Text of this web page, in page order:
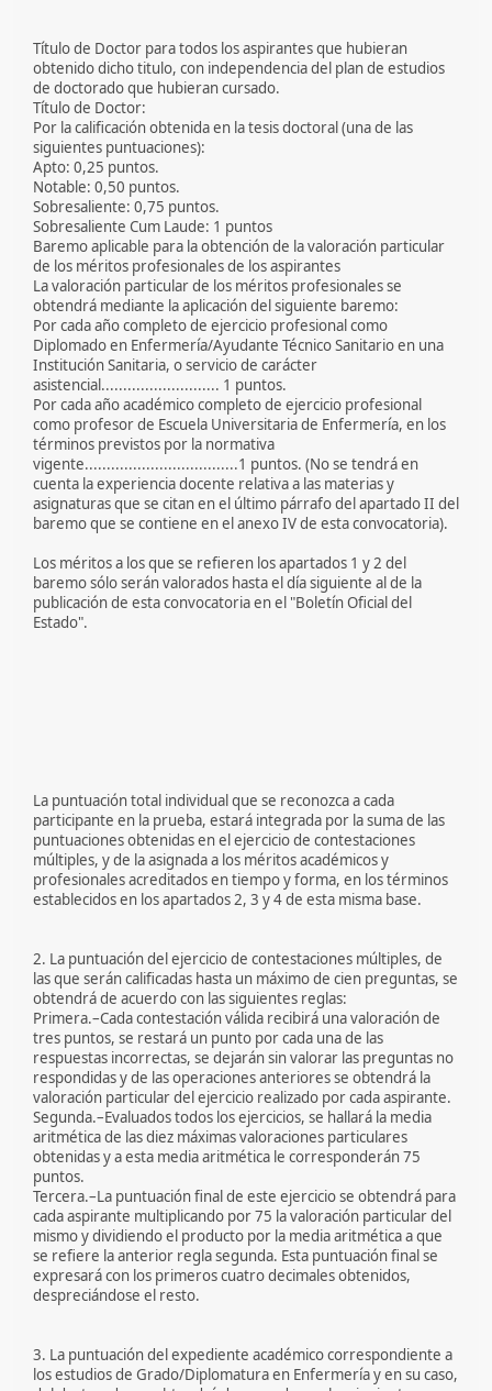
Título de Doctor para todos los aspirantes que hubieran
obtenido dicho titulo, con independencia del plan de estudios
de doctorado que hubieran cursado.
Título de Doctor:
Por la calificación obtenida en la tesis doctoral (una de las
siguientes puntuaciones):
Apto: 0,25 puntos.
Notable: 0,50 puntos.
Sobresaliente: 0,75 puntos.
Sobresaliente Cum Laude: 1 puntos
Baremo aplicable para la obtención de la valoración particular
de los méritos profesionales de los aspirantes
La valoración particular de los méritos profesionales se
obtendrá mediante la aplicación del siguiente baremo:
Por cada año completo de ejercicio profesional como
Diplomado en Enfermería/Ayudante Técnico Sanitario en una
Institución Sanitaria, o servicio de carácter
asistencial........................... 1 puntos.
Por cada año académico completo de ejercicio profesional
como profesor de Escuela Universitaria de Enfermería, en los
términos previstos por la normativa
vigente...................................1 puntos. (No se tendrá en
cuenta la experiencia docente relativa a las materias y
asignaturas que se citan en el último párrafo del apartado II del
baremo que se contiene en el anexo IV de esta convocatoria).
Los méritos a los que se refieren los apartados 1 y 2 del
baremo sólo serán valorados hasta el día siguiente al de la
publicación de esta convocatoria en el "Boletín Oficial del
Estado".
La puntuación total individual que se reconozca a cada
participante en la prueba, estará integrada por la suma de las
puntuaciones obtenidas en el ejercicio de contestaciones
múltiples, y de la asignada a los méritos académicos y
profesionales acreditados en tiempo y forma, en los términos
establecidos en los apartados 2, 3 y 4 de esta misma base.
2. La puntuación del ejercicio de contestaciones múltiples, de
las que serán calificadas hasta un máximo de cien preguntas, se
obtendrá de acuerdo con las siguientes reglas:
Primera.–Cada contestación válida recibirá una valoración de
tres puntos, se restará un punto por cada una de las
respuestas incorrectas, se dejarán sin valorar las preguntas no
respondidas y de las operaciones anteriores se obtendrá la
valoración particular del ejercicio realizado por cada aspirante.
Segunda.–Evaluados todos los ejercicios, se hallará la media
aritmética de las diez máximas valoraciones particulares
obtenidas y a esta media aritmética le corresponderán 75
puntos.
Tercera.–La puntuación final de este ejercicio se obtendrá para
cada aspirante multiplicando por 75 la valoración particular del
mismo y dividiendo el producto por la media aritmética a que
se refiere la anterior regla segunda. Esta puntuación final se
expresará con los primeros cuatro decimales obtenidos,
despreciándose el resto.
3. La puntuación del expediente académico correspondiente a
los estudios de Grado/Diplomatura en Enfermería y en su caso,